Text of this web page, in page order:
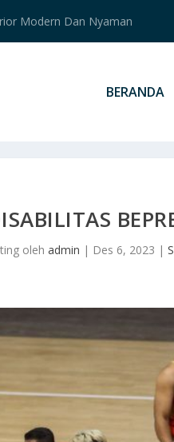
Modern Dan Nyaman
BERANDA
oleh admin | Des 6, 2023 |